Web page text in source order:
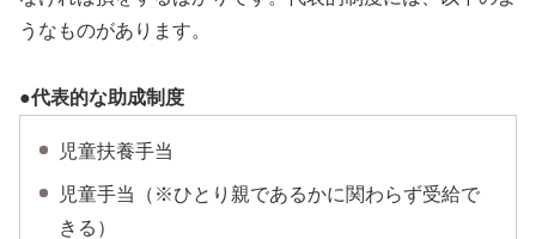
うなものがあります。
●代表的な助成制度
児童扶養手当
児童手当（※ひとり親であるかに関わらず受給で
きる）